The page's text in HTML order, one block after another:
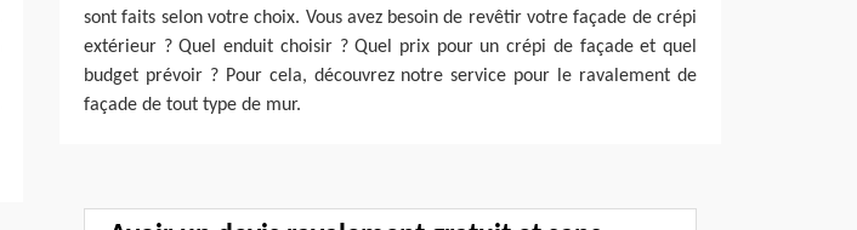
sont faits selon votre choix. Vous avez besoin de revêtir votre façade de crépi
extérieur ? Quel enduit choisir ? Quel prix pour un crépi de façade et quel
budget prévoir ? Pour cela, découvrez notre service pour le ravalement de
façade de tout type de mur.